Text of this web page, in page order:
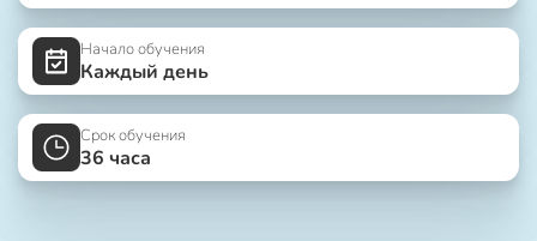
Начало обучения
Каждый день
Срок обучения
36 часа